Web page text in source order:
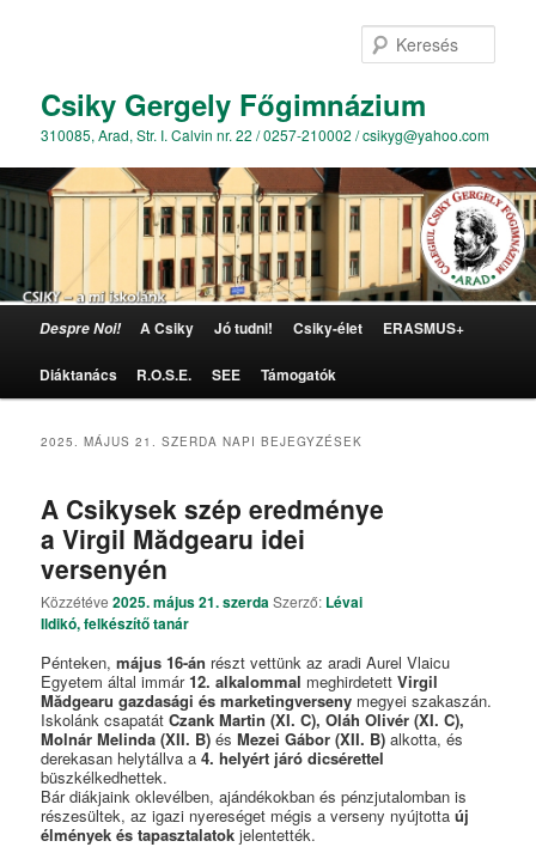
Csiky Gergely Főgimnázium
310085, Arad, Str. I. Calvin nr. 22 / 0257-210002 / csikyg@yahoo.com
Tovább az elsődleges tartalomra
Tovább a másodlagos tartalomra
Despre Noi! A Csiky Jó tudni! Csiky-élet ERASMUS+
Diáktanács R.O.S.E. SEE Támogatók
2025. MÁJUS 21. SZERDA NAPI BEJEGYZÉSEK
A Csikysek szép eredménye
a Virgil Mădgearu idei
versenyén
Közzétéve2025. május 21. szerdaSzerző: Lévai
Ildikó, felkészítő tanár
Pénteken,május 16-án részt vettünk az aradi Aurel Vlaicu
Egyetem által immár12. alkalommal meghirdetettVirgil
Mădgearu gazdasági és marketingverseny megyei szakaszán.
Iskolánk csapatátCzank Martin (XI. C), Oláh Olivér (XI. C),
Molnár Melinda (XII. B) ésMezei Gábor (XII. B) alkotta, és
derekasan helytállva a4. helyért járó dicsérettel
büszkélkedhettek.
Bár diákjaink oklevélben, ajándékokban és pénzjutalomban is
részesültek, az igazi nyereséget mégis a verseny nyújtottaúj
élmények és tapasztalatok jelentették.